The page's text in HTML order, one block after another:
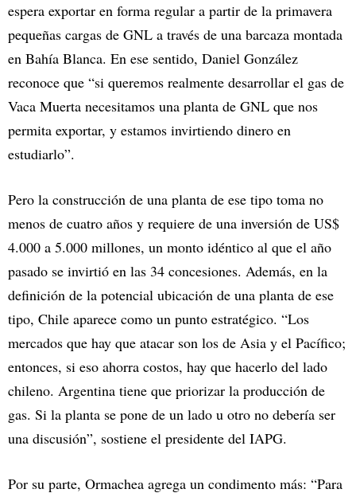
espera exportar en forma regular a partir de la primavera
pequeñas cargas de GNL a través de una barcaza montada
en Bahía Blanca. En ese sentido, Daniel González
reconoce que “si queremos realmente desarrollar el gas de
Vaca Muerta necesitamos una planta de GNL que nos
permita exportar, y estamos invirtiendo dinero en
estudiarlo”.
Pero la construcción de una planta de ese tipo toma no
menos de cuatro años y requiere de una inversión de US$
4.000 a 5.000 millones, un monto idéntico al que el año
pasado se invirtió en las 34 concesiones. Además, en la
definición de la potencial ubicación de una planta de ese
tipo, Chile aparece como un punto estratégico. “Los
mercados que hay que atacar son los de Asia y el Pacífico;
entonces, si eso ahorra costos, hay que hacerlo del lado
chileno. Argentina tiene que priorizar la producción de
gas. Si la planta se pone de un lado u otro no debería ser
una discusión”, sostiene el presidente del IAPG.
Por su parte, Ormachea agrega un condimento más: “Para